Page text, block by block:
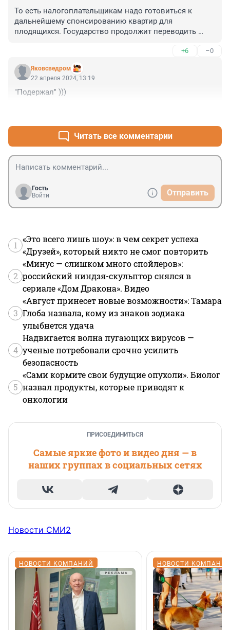
То есть налогоплательщикам надо готовиться к
дальнейшему спонсированию квартир для
плодящихся. Государство продолжит переводить
+6 –0
Яковсведром
22 апреля 2024, 13:19
"Подержал" )))
Читать все комментарии
Гость
Войти
Отправить
1
«Это всего лишь шоу»: в чем секрет успеха
«Друзей», который никто не смог повторить
2
«Минус — слишком много спойлеров»:
российский ниндзя-скульптор снялся в
сериале «Дом Дракона». Видео
3
«Август принесет новые возможности»: Тамара
Глоба назвала, кому из знаков зодиака
улыбнется удача
4
Надвигается волна пугающих вирусов —
ученые потребовали срочно усилить
безопасность
5
«Сами кормите свои будущие опухоли». Биолог
назвал продукты, которые приводят к
онкологии
ПРИСОЕДИНИТЬСЯ
Самые яркие фото и видео дня — в
наших группах в социальных сетях
Новости СМИ2
НОВОСТИ КОМПАНИЙ НОВОСТИ